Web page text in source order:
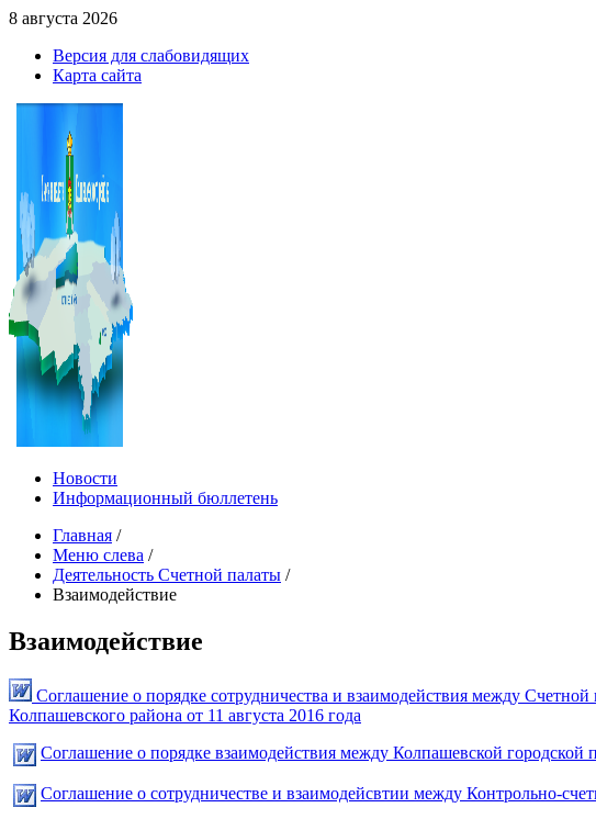
8 августа 2026
Версия для слабовидящих
Карта сайта
Новости
Информационный бюллетень
Главная /
Меню слева /
Деятельность Счетной палаты /
Взаимодействие
Взаимодействие
Соглашение о порядке сотрудничества и взаимодействия между
Колпашевского района от 11 августа 2016 года
Соглашение о порядке взаимодействия между Колпашевской городской
Соглашение о сотрудничестве и взаимодейсвтии между Контрольно-